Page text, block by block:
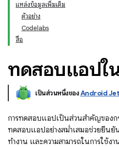
แหล่งข้อมูลเพิ่มเติม
ตัวอย่าง
Codelabs
สื่อ
ทดสอบแอปใ
เป็นส่วนหนึ่งของAndroid
การทดสอบแอปเป็นส่วนสำคัญของ
ทดสอบแอปอย่างสม่ำเสมอช่วยยืนยั
ทำงาน และความสามารถในการใช้